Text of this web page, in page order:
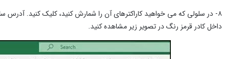
داخل کادر قرمز رنگ در تصویر زیر مشاهده کنید.